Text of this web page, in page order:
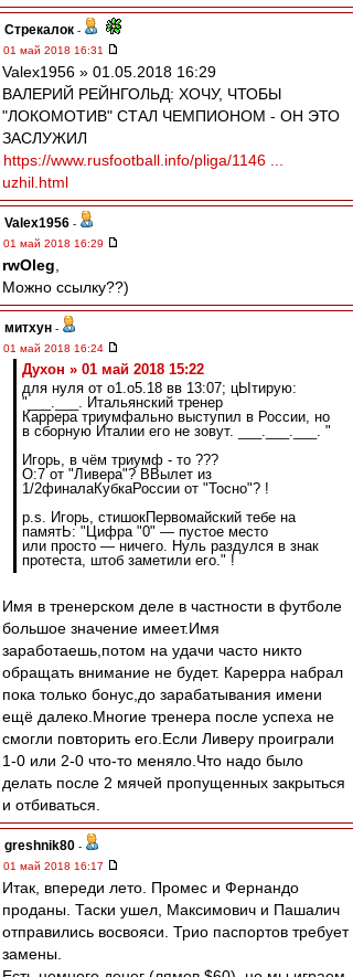
Стрекалок -
01 май 2018 16:31
Valex1956 » 01.05.2018 16:29
ВАЛЕРИЙ РЕЙНГОЛЬД: ХОЧУ, ЧТОБЫ
"ЛОКОМОТИВ" СТАЛ ЧЕМПИОНОМ - ОН ЭТО
ЗАСЛУЖИЛ
https://www.rusfootball.info/pliga/1146 ...
uzhil.html
Valex1956 -
01 май 2018 16:29
rwOleg
Можно ссылку??)
митхун -
01 май 2018 16:24
Духон » 01 май 2018 15:22
для нуля от о1.о5.18 вв 13:07; цЫтирую:
"___.___. Итальянский тренер
Каррера триумфально выступил в России, но
в сборную Италии его не зовут. ___.___.___. "
Игорь, в чём триумф - то ???
О:7 от "Ливера"? ВВылет из
1/2финалаКубкаРоссии от "Тосно"? !
p.s. Игорь, стишокПервомайский тебе на
памятЬ: "Цифра "0" — пустое место
или просто — ничего. Нуль раздулся в знак
протеста, штоб заметили его." !
Имя в тренерском деле в частности в футболе
большое значение имеет.Имя
заработаешь,потом на удачи часто никто
обращать внимание не будет. Карерра набрал
пока только бонус,до зарабатывания имени
ещё далеко.Многие тренера после успеха не
смогли повторить его.Если Ливеру проиграли
1-0 или 2-0 что-то меняло.Что надо было
делать после 2 мячей пропущенных закрыться
и отбиваться.
greshnik80 -
01 май 2018 16:17
Итак, впереди лето. Промес и Фернандо
проданы. Таски ушел, Максимович и Пашалич
отправились восвояси. Трио паспортов требует
замены.